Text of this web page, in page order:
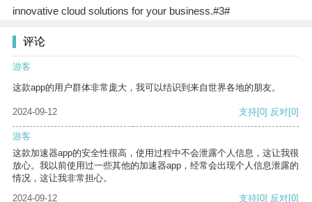
innovative cloud solutions for your business.#3#
评论
游客
这款app的用户群体非常庞大，我可以结识到来自世界各地的朋友。
2024-09-12 支持[0] 反对[0]
游客
这款加速器app的安全性很高，使用过程中不会泄露个人信息，这让我很
放心。我以前使用过一些其他的加速器app，经常会出现个人信息泄露的
情况，这让我非常担心。
2024-09-12
支持[0] 反对[0]